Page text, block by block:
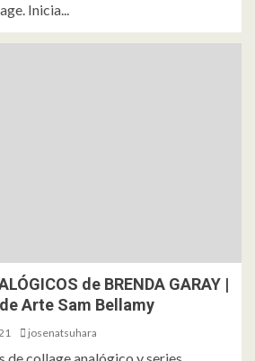
Inicia...
de BRENDA GARAY |
Arte Sam Bellamy
josenatsuhara